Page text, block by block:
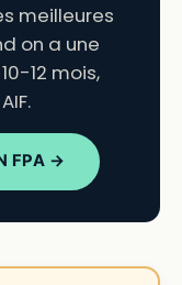
meilleures
on a une
12 mois,
FPA →